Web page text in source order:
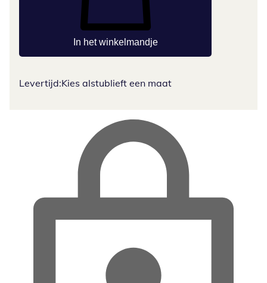
In het winkelmandje
Levertijd:Kies alstublieft een maat